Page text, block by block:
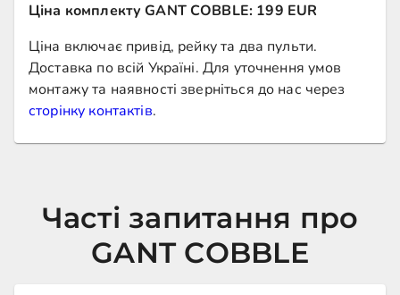
Ціна комплекту GANT COBBLE: 199 EUR
Ціна включає привід, рейку та два пульти.
Доставка по всій Україні. Для уточнення умов
монтажу та наявності зверніться до нас через
сторінку контактів.
Часті запитання про
GANT COBBLE